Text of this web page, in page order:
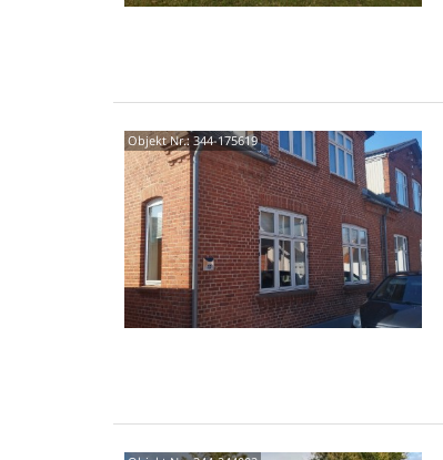
Objekt Nr.: 344-175619